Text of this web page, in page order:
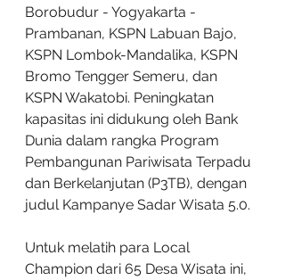
Borobudur - Yogyakarta -
Prambanan, KSPN Labuan Bajo,
KSPN Lombok-Mandalika, KSPN
Bromo Tengger Semeru, dan
KSPN Wakatobi. Peningkatan
kapasitas ini didukung oleh Bank
Dunia dalam rangka Program
Pembangunan Pariwisata Terpadu
dan Berkelanjutan (P3TB), dengan
judul Kampanye Sadar Wisata 5.0.
Untuk melatih para Local
Champion dari 65 Desa Wisata ini,